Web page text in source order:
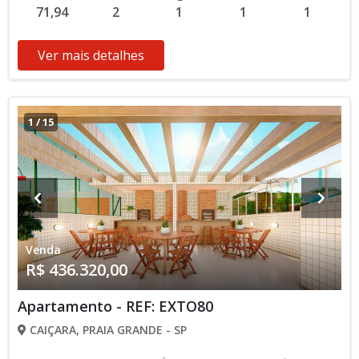
Academia, Churrasqueira Aceita Financiamento Direto com a
218.160,00 60 Parcelas Mensais de R$ 3.636,00 R$ 436.320,00
valor Total * Os valores e disponibilidade podem ser
71,94
2
1
1
1
Ver mais detalhes
1/15
Venda
R$ 436.320,00
Apartamento - REF: EXTO80
CAIÇARA, PRAIA GRANDE - SP